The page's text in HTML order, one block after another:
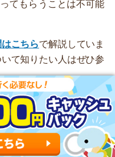
てもらうことは不可能
こちらで解説していま
て知りたい人はぜひ参
▲よくある質問に戻る
は？
す。